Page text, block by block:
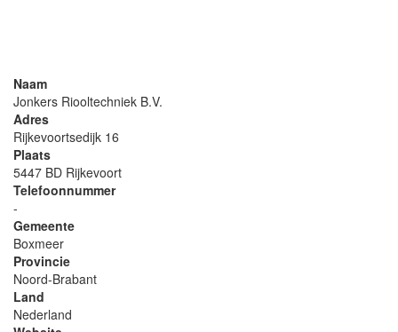
Naam
Jonkers Riooltechniek B.V.
Adres
Rijkevoortsedijk 16
Plaats
5447 BD Rijkevoort
Telefoonnummer
-
Gemeente
Boxmeer
Provincie
Noord-Brabant
Land
Nederland